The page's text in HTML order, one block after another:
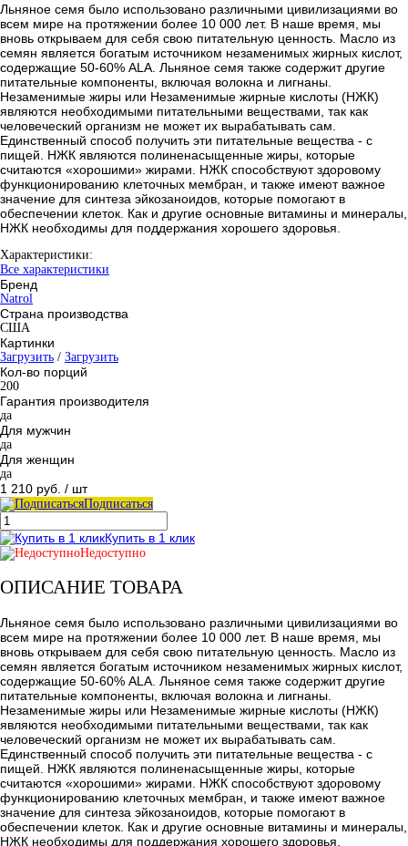
Льняное семя было использовано различными цивилизациями во
всем мире на протяжении более 10 000 лет. В наше время, мы
вновь открываем для себя свою питательную ценность. Масло из
семян является богатым источником незаменимых жирных кислот,
содержащие 50-60% ALA. Льняное семя также содержит другие
питательные компоненты, включая волокна и лигнаны.
Незаменимые жиры или Незаменимые жирные кислоты (НЖК)
являются необходимыми питательными веществами, так как
человеческий организм не может их вырабатывать сам.
Единственный способ получить эти питательные вещества - с
пищей. НЖК являются полиненасыщенные жиры, которые
считаются «хорошими» жирами. НЖК способствуют здоровому
функционированию клеточных мембран, и также имеют важное
значение для синтеза эйкозаноидов, которые помогают в
обеспечении клеток. Как и другие основные витамины и минералы,
НЖК необходимы для поддержания хорошего здоровья.
Характеристики:
Все характеристики
Бренд
Natrol
Страна производства
США
Картинки
Загрузить / Загрузить
Кол-во порций
200
Гарантия производителя
да
Для мужчин
да
Для женщин
да
1 210 руб. / шт
Подписаться
Купить в 1 клик
Недоступно
ОПИСАНИЕ ТОВАРА
Льняное семя было использовано различными цивилизациями во
всем мире на протяжении более 10 000 лет. В наше время, мы
вновь открываем для себя свою питательную ценность. Масло из
семян является богатым источником незаменимых жирных кислот,
содержащие 50-60% ALA. Льняное семя также содержит другие
питательные компоненты, включая волокна и лигнаны.
Незаменимые жиры или Незаменимые жирные кислоты (НЖК)
являются необходимыми питательными веществами, так как
человеческий организм не может их вырабатывать сам.
Единственный способ получить эти питательные вещества - с
пищей. НЖК являются полиненасыщенные жиры, которые
считаются «хорошими» жирами. НЖК способствуют здоровому
функционированию клеточных мембран, и также имеют важное
значение для синтеза эйкозаноидов, которые помогают в
обеспечении клеток. Как и другие основные витамины и минералы,
НЖК необходимы для поддержания хорошего здоровья.